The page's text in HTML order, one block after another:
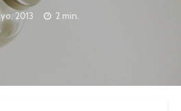
2013 2 min.